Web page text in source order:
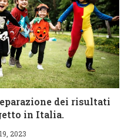
dei risultati
in Italia.
2023